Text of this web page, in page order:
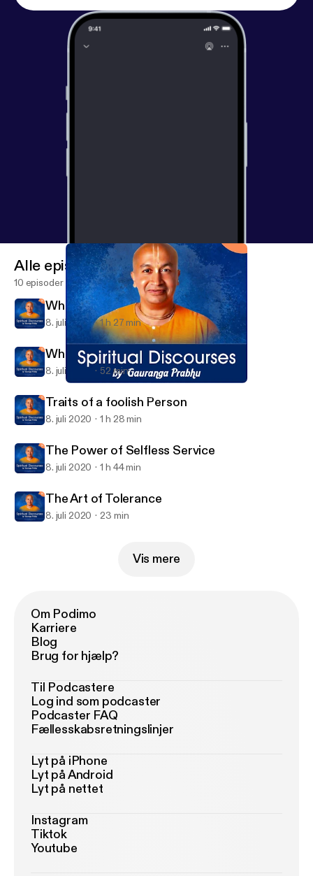
Spiritual Discourses by Gauranga Prabhu
Alle episoder
10 episoder
When Good Fortune Arises
8. juli 2020 1 h 27 min
Whats Next
8. juli 2020 52 min
Traits of a foolish Person
8. juli 2020 1 h 28 min
The Power of Selfless Service
8. juli 2020 1 h 44 min
The Art of Tolerance
8. juli 2020 23 min
Vis mere
Om Podimo
Karriere
Blog
Brug for hjælp?
Til Podcastere
Log ind som podcaster
Podcaster FAQ
Fællesskabsretningslinjer
Lyt på iPhone
Lyt på Android
Lyt på nettet
Instagram
Tiktok
Youtube